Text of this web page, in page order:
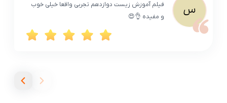
س
فیلم آموزش زیست دوازدهم تجربی واقعا خیلی خوب
و مفیده 👌😍